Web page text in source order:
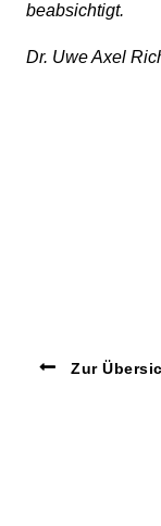
beabsichtigt.
Dr. Uwe Axel
Zur